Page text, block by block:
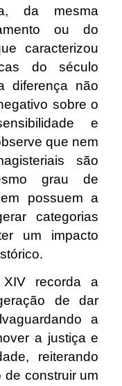
da mesma
ou do
caracterizou
do século
diferença não
sobre o
e
que nem
são
grau de
possuem a
categorias
um impacto
recorda a
de dar
a
a justiça e
reiterando
construir um